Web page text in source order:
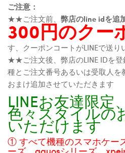
ご注意：
★★ご注文前、 弊店のline idを追
300円のクー
す、クーポンコートがLINEで送り
★★ご注文後、弊店のLINE IDを
種とご注文番号あるいは受取人
おまけ追加させていただきます
LINEお友達限定
色々スタイルの
いただけます
① すべて機種のスマホケー
ーズ、aquosシリーズ、